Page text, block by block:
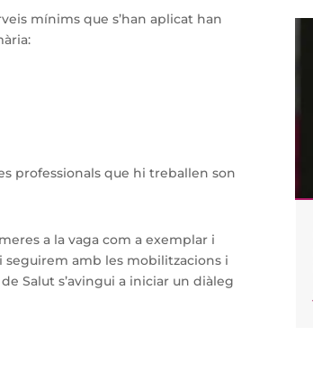
mínims que s’han aplicat han
professionals que hi treballen son
a la vaga com a exemplar i
seguirem amb les mobilitzacions i
Salut s’avingui a iniciar un diàleg